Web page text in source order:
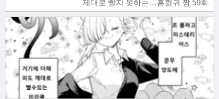
제대로 빨지 못하는…흡혈귀 짱 59화